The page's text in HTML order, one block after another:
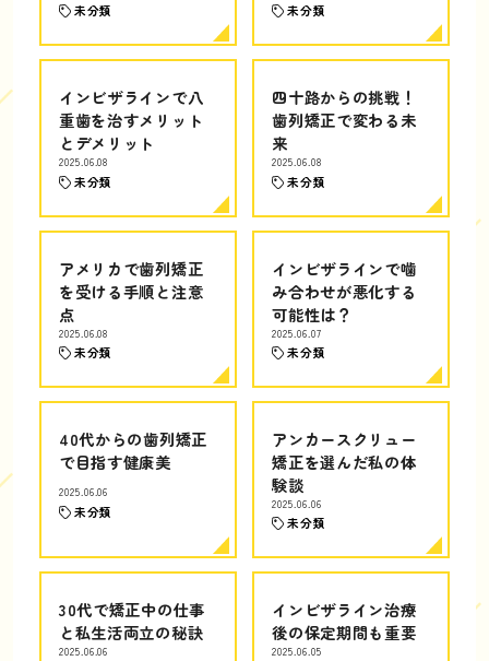
未分類 未分類
インビザラインで八
重歯を治すメリット
とデメリット
2025.06.08
未分類
四十路からの挑戦！
歯列矯正で変わる未
来
2025.06.08
未分類
アメリカで歯列矯正
を受ける手順と注意
点
2025.06.08
未分類
インビザラインで噛
み合わせが悪化する
可能性は？
2025.06.07
未分類
40代からの歯列矯正
で目指す健康美
2025.06.06
未分類
アンカースクリュー
矯正を選んだ私の体
験談
2025.06.06
未分類
30代で矯正中の仕事
と私生活両立の秘訣
2025.06.06
インビザライン治療
後の保定期間も重要
2025.06.05